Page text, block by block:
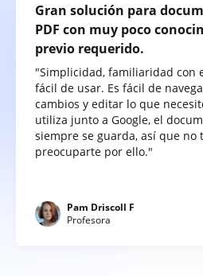
Gran solución para
PDF con muy poco
previo requerido.
"Simplicidad, familiaridad con
fácil de usar. Es fácil de
cambios y editar lo que
utiliza junto a Google, el
siempre se guarda, así que no
preocuparte por ello."
Pam Driscoll F
Profesora